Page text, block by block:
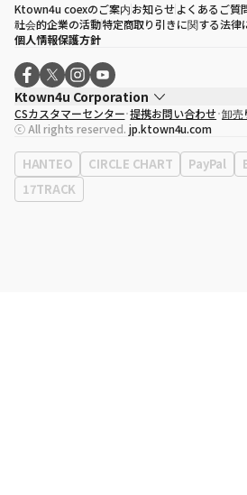
Ktown4u coexのご案内お知らせよくあるご質
社会的企業の活動特定商取り引きに関する法律
個人情報保護方針
Ktown4u Corporation
代表取締役
ソン・ヒョミン
事業者登録番号120-87-71116
eContext
0120-23-7523
事務所住所
ソウル特別市江南区永東大路
CSカスタマーセンター 提携お問い合わせ 卸売
ⓒ All rights reserved. jp.ktown4u.com
HANTEO CIRCLE CHART PayPal
17TRACK